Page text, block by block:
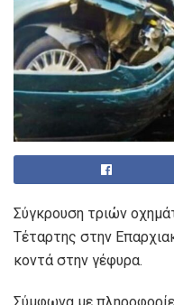
Σύγκρουση τριών
Τέταρτης στην
κοντά στην γέφυρα.